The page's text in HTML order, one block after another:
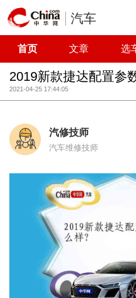
汽车
首页 文章 选
2019新款捷达配置参
2021-04-25 17:44:05
汽修技师
汽车维修技师